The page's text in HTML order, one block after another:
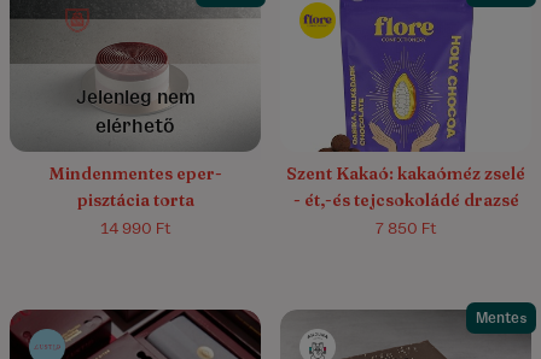
4.4/5
(17)
Jelenleg nem
elérhető
Mindenmentes eper-
pisztácia torta
14 990 Ft
Szent Kakaó: kakaóméz zselé
- ét,-és tejcsokoládé drazsé
7 850 Ft
Mentes